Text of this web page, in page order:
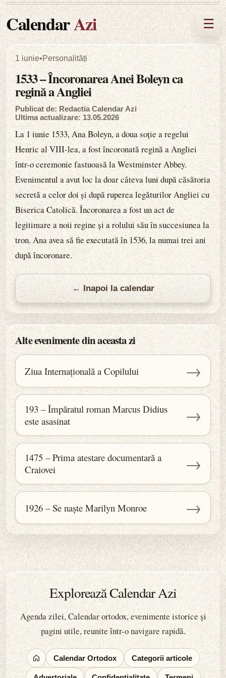
CalendarAzi ☰
1 iunie•Personalități
1533 – Încoronarea Anei Boleyn ca
regină a Angliei
Publicat de: Redactia Calendar Azi
Ultima actualizare: 13.05.2026
La 1 iunie 1533, Ana Boleyn, a doua soție a regelui
Henric al VIII-lea, a fost încoronată regină a Angliei
într-o ceremonie fastuoasă la Westminster Abbey.
Evenimentul a avut loc la doar câteva luni după căsătoria
secretă a celor doi și după ruperea legăturilor Angliei cu
Biserica Catolică. Încoronarea a fost un act de
legitimare a noii regine și a rolului său în succesiunea la
tron. Ana avea să fie executată în 1536, la numai trei ani
după încoronare.
← Inapoi la calendar
Alte evenimente din aceasta zi
Ziua Internațională a Copilului →
193 – Împăratul roman Marcus Didius
este asasinat
→
1475 – Prima atestare documentară a
Craiovei
→
1926 – Se naște Marilyn Monroe →
Explorează Calendar Azi
Agenda zilei, Calendar ortodox, evenimente istorice și
pagini utile, reunite într-o navigare rapidă.
Calendar Ortodox Categorii articole